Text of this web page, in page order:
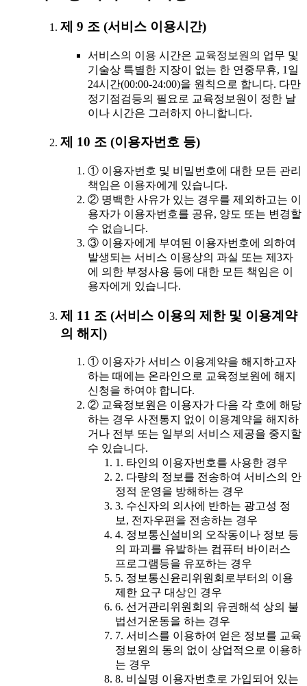
제 9 조 (서비스 이용시간)
서비스의 이용 시간은 교육정보원의 업무 및
기술상 특별한 지장이 없는 한 연중무휴, 1일
24시간(00:00-24:00)을 원칙으로 합니다. 다만
정기점검등의 필요로 교육정보원이 정한 날
이나 시간은 그러하지 아니합니다.
제 10 조 (이용자번호 등)
① 이용자번호 및 비밀번호에 대한 모든 관리
책임은 이용자에게 있습니다.
② 명백한 사유가 있는 경우를 제외하고는 이
용자가 이용자번호를 공유, 양도 또는 변경할
수 없습니다.
③ 이용자에게 부여된 이용자번호에 의하여
발생되는 서비스 이용상의 과실 또는 제3자
에 의한 부정사용 등에 대한 모든 책임은 이
용자에게 있습니다.
제 11 조 (서비스 이용의 제한 및 이용계약
의 해지)
① 이용자가 서비스 이용계약을 해지하고자
하는 때에는 온라인으로 교육정보원에 해지
신청을 하여야 합니다.
② 교육정보원은 이용자가 다음 각 호에 해당
하는 경우 사전통지 없이 이용계약을 해지하
거나 전부 또는 일부의 서비스 제공을 중지할
수 있습니다.
1. 타인의 이용자번호를 사용한 경우
2. 다량의 정보를 전송하여 서비스의 안
정적 운영을 방해하는 경우
3. 수신자의 의사에 반하는 광고성 정
보, 전자우편을 전송하는 경우
4. 정보통신설비의 오작동이나 정보 등
의 파괴를 유발하는 컴퓨터 바이러스
프로그램등을 유포하는 경우
5. 정보통신윤리위원회로부터의 이용
제한 요구 대상인 경우
6. 선거관리위원회의 유권해석 상의 불
법선거운동을 하는 경우
7. 서비스를 이용하여 얻은 정보를 교육
정보원의 동의 없이 상업적으로 이용하
는 경우
8. 비실명 이용자번호로 가입되어 있는